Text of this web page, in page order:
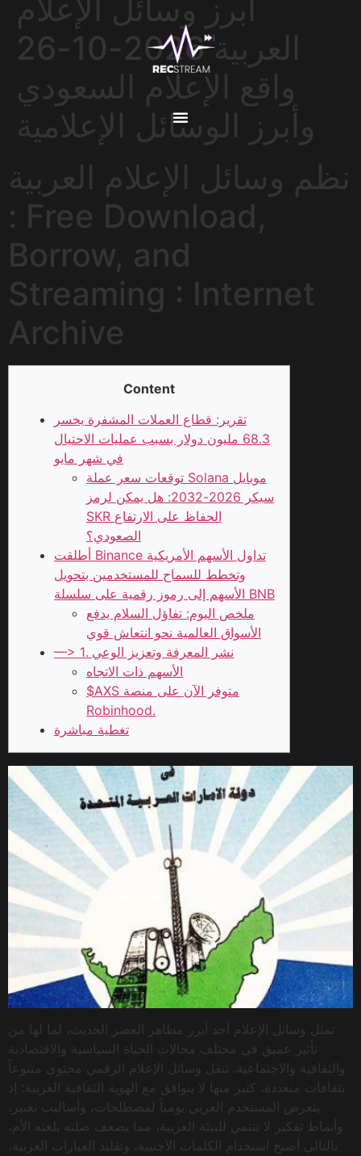
أبرز وسائل الإعلام
العربية 2026-10-26
واقع الإعلام السعودي
وأبرز الوسائل الإعلامية
نظم وسائل الإعلام العربية
: Free Download,
Borrow, and
Streaming : Internet
Archive
Content
تقرير: قطاع العملات المشفرة يخسر
68.3 مليون دولار بسبب عمليات الاحتيال
في شهر مايو
توقعات سعر عملة Solana موبايل
سيكر 2026-2032: هل يمكن لرمز
SKR الحفاظ على الارتفاع
الصعودي؟
أطلقت Binance تداول الأسهم الأمريكية
وتخطط للسماح للمستخدمين بتحويل
الأسهم إلى رموز رقمية على سلسلة BNB
ملخص اليوم: تفاؤل السلام يدفع
الأسواق العالمية نحو انتعاش قوي
—> 1. نشر المعرفة وتعزيز الوعي
الأسهم ذات الاتجاه
$AXS متوفر الآن على منصة
Robinhood.
تغطية مباشرة
تمثل وسائل الإعلام أحد أبرز مظاهر العصر الحديث، لما لها من
تأثير عميق في مختلف مجالات الحياة السياسية والاقتصادية
والثقافية والاجتماعية. تنقل وسائل الإعلام الرقمي محتوى متنوعاً
بثقافات متعددة، كثير منها لا يتوافق مع الهوية الثقافية العربية؛ إذ
يتعرض المستخدم العربي يومياً لمصطلحات، وأساليب تعبير،
وأنماط تفكير لا تنتمي للبيئة العربية، مما يضعف صلته بلغته الأم،
بالتالي أصبح استخدام الكلمات الأجنبية، وتقليد العبارات الغربية،